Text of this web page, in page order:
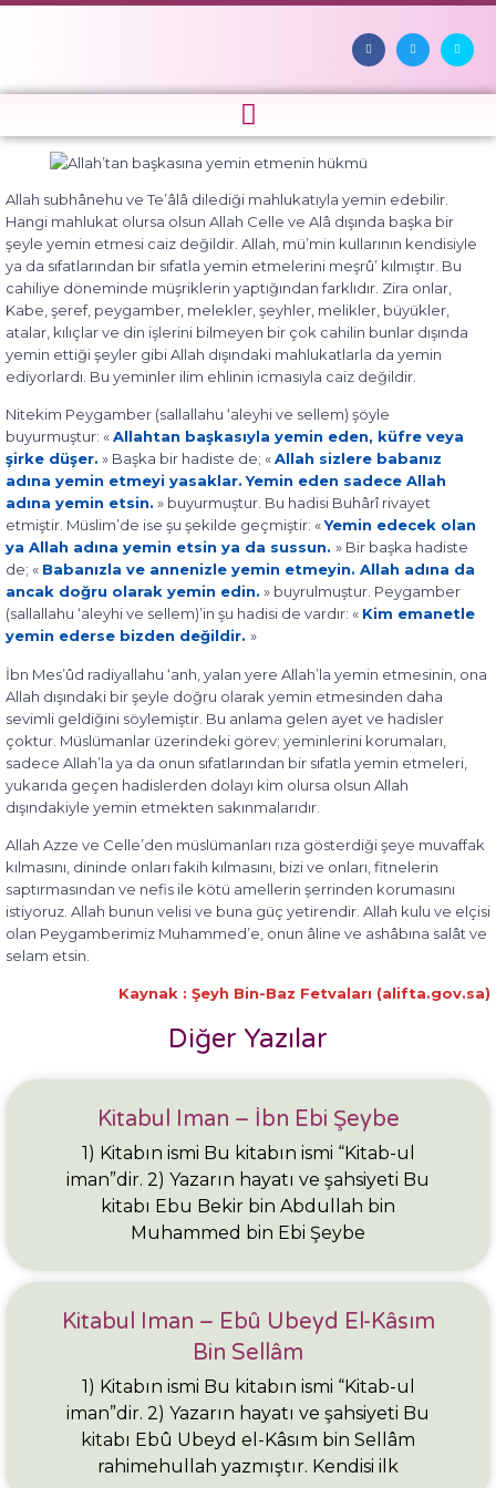
Allah subhânehu ve Te’âlâ dilediği mahlukatıyla yemin edebilir.
Hangi mahlukat olursa olsun Allah Celle ve Alâ dışında başka bir
şeyle yemin etmesi caiz değildir. Allah, mü’min kullarının kendisiyle
ya da sıfatlarından bir sıfatla yemin etmelerini meşrû’ kılmıştır. Bu
cahiliye döneminde müşriklerin yaptığından farklıdır. Zira onlar,
Kabe, şeref, peygamber, melekler, şeyhler, melikler, büyükler,
atalar, kılıçlar ve din işlerini bilmeyen bir çok cahilin bunlar dışında
yemin ettiği şeyler gibi Allah dışındaki mahlukatlarla da yemin
ediyorlardı. Bu yeminler ilim ehlinin icmasıyla caiz değildir.
Nitekim Peygamber (sallallahu ‘aleyhi ve sellem) şöyle
buyurmuştur: «Allahtan başkasıyla yemin eden, küfre veya
şirke düşer. » Başka bir hadiste de; «Allah sizlere babanız
adına yemin etmeyi yasaklar. Yemin eden sadece Allah
adına yemin etsin. » buyurmuştur. Bu hadisi Buhârî rivayet
etmiştir. Müslim’de ise şu şekilde geçmiştir: «Yemin edecek olan
ya Allah adına yemin etsin ya da sussun. » Bir başka hadiste
de; « Babanızla ve annenizle yemin etmeyin. Allah adına da
ancak doğru olarak yemin edin. » buyrulmuştur. Peygamber
(sallallahu ‘aleyhi ve sellem)’in şu hadisi de vardır: « Kim emanetle
yemin ederse bizden değildir. »
İbn Mes’ûd radiyallahu ‘anh, yalan yere Allah’la yemin etmesinin, ona
Allah dışındaki bir şeyle doğru olarak yemin etmesinden daha
sevimli geldiğini söylemiştir. Bu anlama gelen ayet ve hadisler
çoktur. Müslümanlar üzerindeki görev; yeminlerini korumaları,
sadece Allah’la ya da onun sıfatlarından bir sıfatla yemin etmeleri,
yukarıda geçen hadislerden dolayı kim olursa olsun Allah
dışındakiyle yemin etmekten sakınmalarıdır.
Allah Azze ve Celle’den müslümanları rıza gösterdiği şeye muvaffak
kılmasını, dininde onları fakih kılmasını, bizi ve onları, fitnelerin
saptırmasından ve nefis ile kötü amellerin şerrinden korumasını
istiyoruz. Allah bunun velisi ve buna güç yetirendir. Allah kulu ve elçisi
olan Peygamberimiz Muhammed’e, onun âline ve ashâbına salât ve
selam etsin.
Kaynak : Şeyh Bin-Baz Fetvaları (alifta.gov.sa)
Diğer Yazılar
Kitabul Iman – İbn Ebi Şeybe
1) Kitabın ismi Bu kitabın ismi “Kitab-ul
iman”dir. 2) Yazarın hayatı ve şahsiyeti Bu
kitabı Ebu Bekir bin Abdullah bin
Muhammed bin Ebi Şeybe
Kitabul Iman – Ebû Ubeyd El-Kâsım
Bin Sellâm
1) Kitabın ismi Bu kitabın ismi “Kitab-ul
iman”dir. 2) Yazarın hayatı ve şahsiyeti Bu
kitabı Ebû Ubeyd el-Kâsım bin Sellâm
rahimehullah yazmıştır. Kendisi ilk